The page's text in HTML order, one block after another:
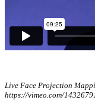
Live Face Projection
https://vimeo.com/